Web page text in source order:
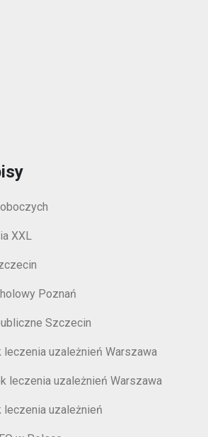
XXL
Poznań
Szczecin
leczenia uzależnień Warszawa
leczenia uzależnień Warszawa
leczenia uzależnień